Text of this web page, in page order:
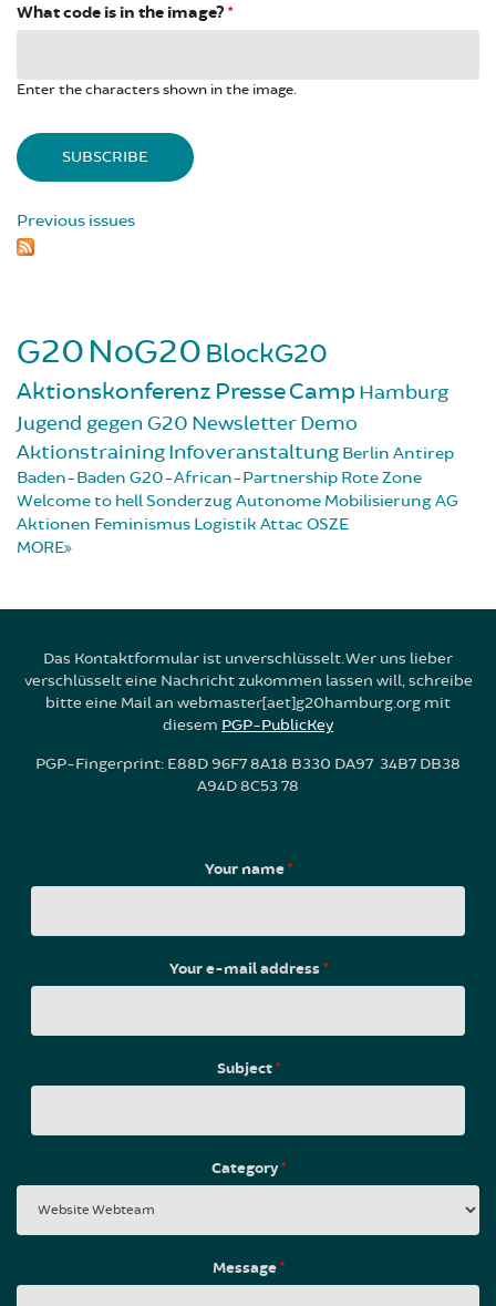
What code is in the image? *
Enter the characters shown in the image.
Previous issues
G20NoG20 BlockG20
Aktionskonferenz PresseCampHamburg
Jugend gegen G20 NewsletterDemo
AktionstrainingInfoveranstaltung Berlin Antirep
Baden-Baden G20-African-Partnership Rote Zone
Welcome to hellSonderzugAutonome MobilisierungAG
Aktionen Feminismus Logistik Attac OSZE
MORE
Das Kontaktformular ist unverschlüsselt. Wer uns lieber
verschlüsselt eine Nachricht zukommen lassen will, schreibe
bitte eine Mail an webmaster[aet]g20hamburg.org mit
diesem PGP-PublicKey
PGP-Fingerprint: E88D 96F7 8A18 B330 DA97 34B7 DB38
A94D 8C53 78
Your name*
Your e-mail address*
Subject*
Category*
Message*